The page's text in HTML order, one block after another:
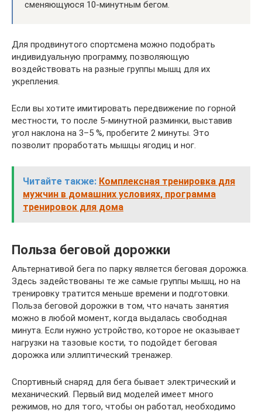
сменяющуюся 10-минутным бегом.
Для продвинутого спортсмена можно подобрать
индивидуальную программу, позволяющую
воздействовать на разные группы мышц для их
укрепления.
Если вы хотите имитировать передвижение по горной
местности, то после 5-минутной разминки, выставив
угол наклона на 3–5 %, пробегите 2 минуты. Это
позволит проработать мышцы ягодиц и ног.
Читайте также: Комплексная тренировка для
мужчин в домашних условиях, программа
тренировок для дома
Польза беговой дорожки
Альтернативой бега по парку является беговая дорожка.
Здесь задействованы те же самые группы мышц, но на
тренировку тратится меньше времени и подготовки.
Польза беговой дорожки в том, что начать занятия
можно в любой момент, когда выдалась свободная
минута. Если нужно устройство, которое не оказывает
нагрузки на тазовые кости, то подойдет беговая
дорожка или эллиптический тренажер.
Спортивный снаряд для бега бывает электрический и
механический. Первый вид моделей имеет много
режимов, но для того, чтобы он работал, необходимо